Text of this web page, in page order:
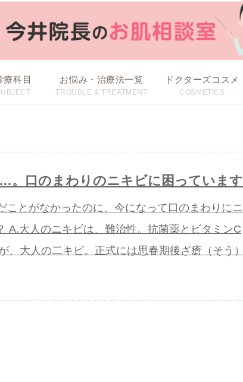
療科目 お悩み・治療法一覧
TROUBLE & TREATMENT
ドクターズコスメ
COSMETICS
口のまわりのニキビに困っています
とがなかったのに、今になって口のまわりにニ
A.大人のニキビは、難治性。抗菌薬とビタミンC
大人の二キビ。正式には思春期後ざ瘡（そう）